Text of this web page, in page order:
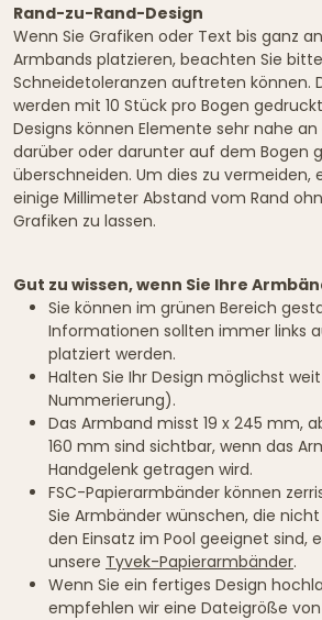
Rand-zu-Rand-Design
Wenn Sie Grafiken oder Text bis ganz
Armbands platzieren, beachten Sie
Schneidetoleranzen auftreten können.
werden mit 10 Stück pro Bogen
Designs können Elemente sehr nahe
darüber oder darunter auf dem Bogen
überschneiden. Um dies zu vermeiden,
einige Millimeter Abstand vom Rand
Grafiken zu lassen.
Gut zu wissen, wenn Sie Ihre
Sie können im grünen Bereich
Informationen sollten immer links
platziert werden.
Halten Sie Ihr Design möglichst
Nummerierung).
Das Armband misst 19 x 245 mm,
160 mm sind sichtbar, wenn das
Handgelenk getragen wird.
FSC-Papierarmbänder können
Sie Armbänder wünschen, die
den Einsatz im Pool geeignet sind,
unsere Tyvek-Papierarmbänder.
Wenn Sie ein fertiges Design
empfehlen wir eine Dateigröße von